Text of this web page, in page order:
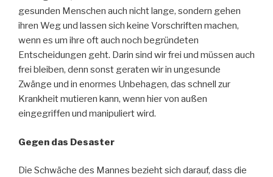
gesunden Menschen auch nicht lange, sondern gehen
ihren Weg und lassen sich keine Vorschriften machen,
wenn es um ihre oft auch noch begründeten
Entscheidungen geht. Darin sind wir frei und müssen auch
frei bleiben, denn sonst geraten wir in ungesunde
Zwänge und in enormes Unbehagen, das schnell zur
Krankheit mutieren kann, wenn hier von außen
eingegriffen und manipuliert wird.
Gegen das Desaster
Die Schwäche des Mannes bezieht sich darauf, dass die